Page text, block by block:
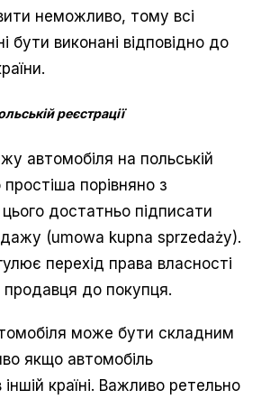
неможливо, тому всі
бути виконані відповідно до
реєстрації
автомобіля на польській
простіша порівняно з
достатньо підписати
(umowa kupna sprzedaży).
перехід права власності
продавця до покупця.
може бути складним
якщо автомобіль
країні. Важливо ретельно